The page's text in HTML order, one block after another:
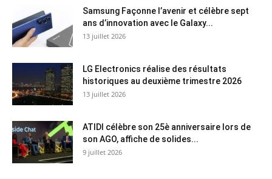
Samsung Façonne l’avenir et célèbre sept
ans d’innovation avec le Galaxy...
13 juillet 2026
LG Electronics réalise des résultats
historiques au deuxième trimestre 2026
13 juillet 2026
ATIDI célèbre son 25è anniversaire lors de
son AGO, affiche de solides...
9 juillet 2026